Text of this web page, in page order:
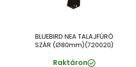
BLUEBIRD NEA TALAJFÚRÓ
SZÁR (Ø80mm)(720020)
Raktáron